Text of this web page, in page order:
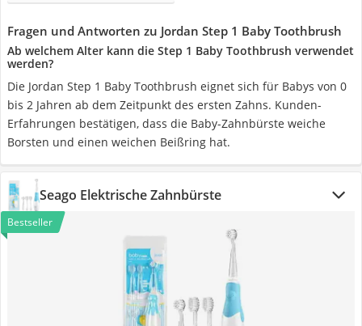
Fragen und Antworten zu Jordan Step 1 Baby Toothbrush
Ab welchem Alter kann die Step 1 Baby Toothbrush verwendet
werden?
Die Jordan Step 1 Baby Toothbrush eignet sich für Babys von 0
bis 2 Jahren ab dem Zeitpunkt des ersten Zahns. Kunden-
Erfahrungen bestätigen, dass die Baby-Zahnbürste weiche
Borsten und einen weichen Beißring hat.
Seago Elektrische Zahnbürste
Bestseller